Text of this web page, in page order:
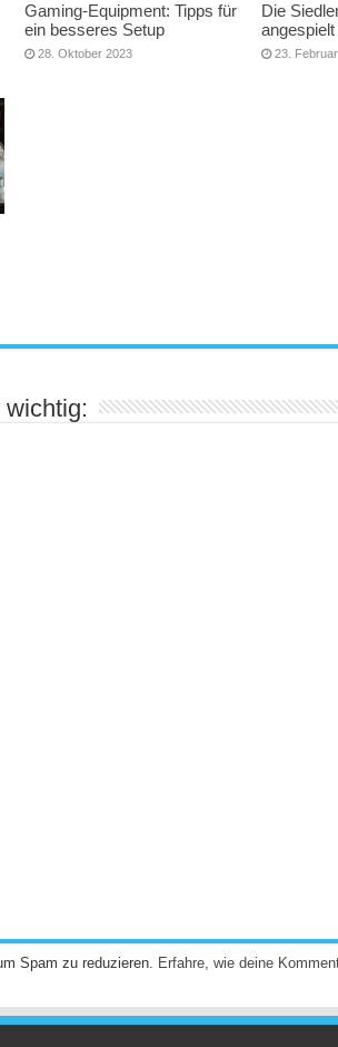
Gaming-Equipment: Tipps für
ein besseres Setup
28. Oktober 2023
Die
23.
Spam zu reduzieren.
Erfahre, wie deine